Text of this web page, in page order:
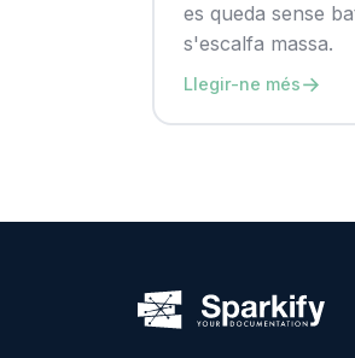
es queda sense
s'escalfa massa.
Llegir-ne més→